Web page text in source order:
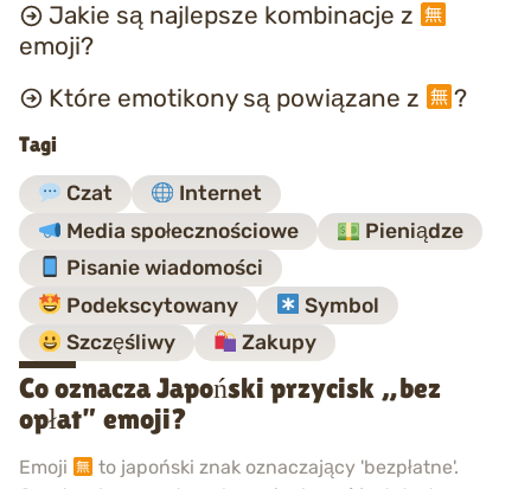
Jakie są najlepsze kombinacje z
emoji?
Które emotikony są powiązane z
?
Tagi
Czat
Internet
Media społecznościowe
Pieniądze
Pisanie wiadomości
Podekscytowany
Symbol
Szczęśliwy
Zakupy
Co oznacza Japoński przycisk „bez
opłat” emoji?
Emoji
to japoński znak oznaczający 'bezpłatne'.